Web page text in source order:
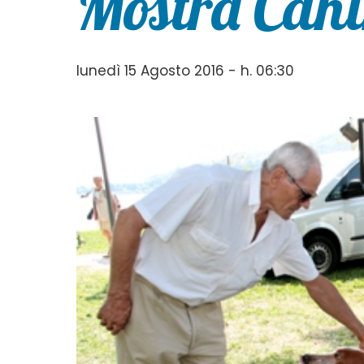
lunedì 15 Agosto 2016 - h. 06:30